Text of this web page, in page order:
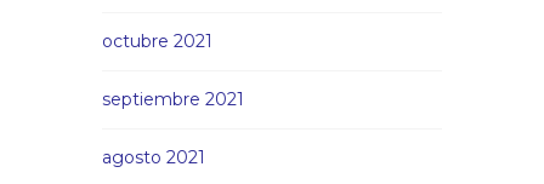
octubre 2021
septiembre 2021
agosto 2021